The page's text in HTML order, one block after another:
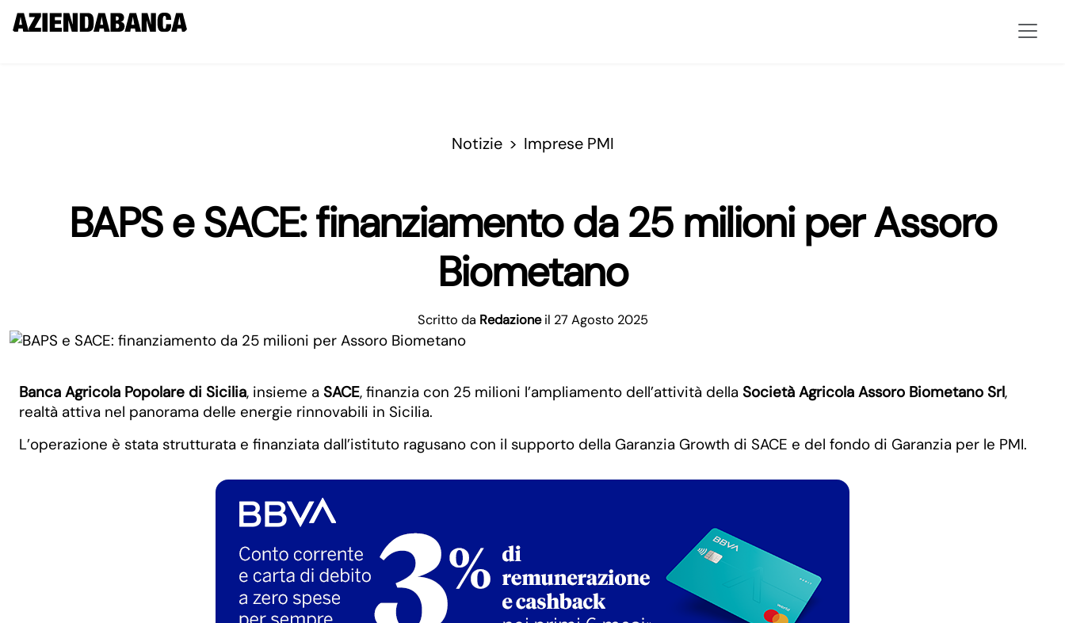
Notizie Imprese PMI
BAPS e SACE: finanziamento da 25 milioni per Assoro
Biometano
Scritto da Redazione il 27 Agosto 2025
Banca Agricola Popolare di Sicilia, insieme a SACE, finanzia con 25 milioni l’ampliamento dell’attività della Società Agricola Assoro Biometano Srl,
realtà attiva nel panorama delle energie rinnovabili in Sicilia.
L’operazione è stata strutturata e finanziata dall’istituto ragusano con il supporto della Garanzia Growth di SACE e del fondo di Garanzia per le PMI.